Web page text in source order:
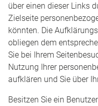
über einen dieser Links
Zielseite
könnten. Die
obliegen dem
Sie bei Ihrem
Nutzung Ihrer
aufklären und Sie über
Besitzen Sie ein